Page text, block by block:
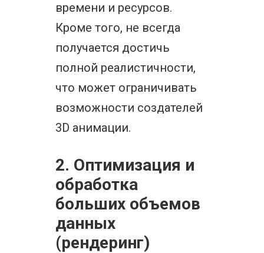
времени и ресурсов.
Кроме того, не всегда
получается достичь
полной реалистичности,
что может ограничивать
возможности создателей
3D анимации.
2. Оптимизация и
обработка
больших объемов
данных
(рендеринг)